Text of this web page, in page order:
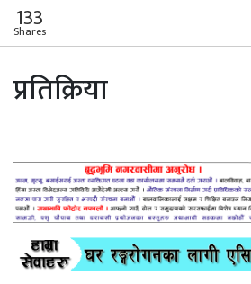
133
Shares
प्रतिक्रिया